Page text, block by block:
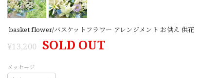
basket flower/バスケットフラワー アレンジメント お供え 供花
¥13,200 SOLD OUT
メッセージ